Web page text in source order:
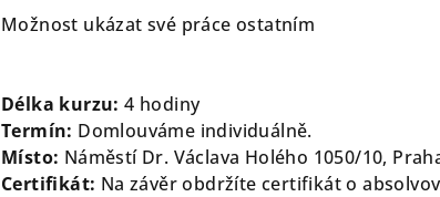
Možnost ukázat své práce ostatním
Délka kurzu: 4 hodiny
Termín: Domlouváme individuálně.
Místo: Náměstí Dr. Václava Holého 1050/10,
Certifikát: Na závěr obdržíte certifikát o